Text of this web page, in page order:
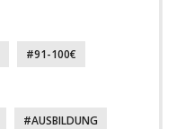
91-100€
AUSBILDUNG